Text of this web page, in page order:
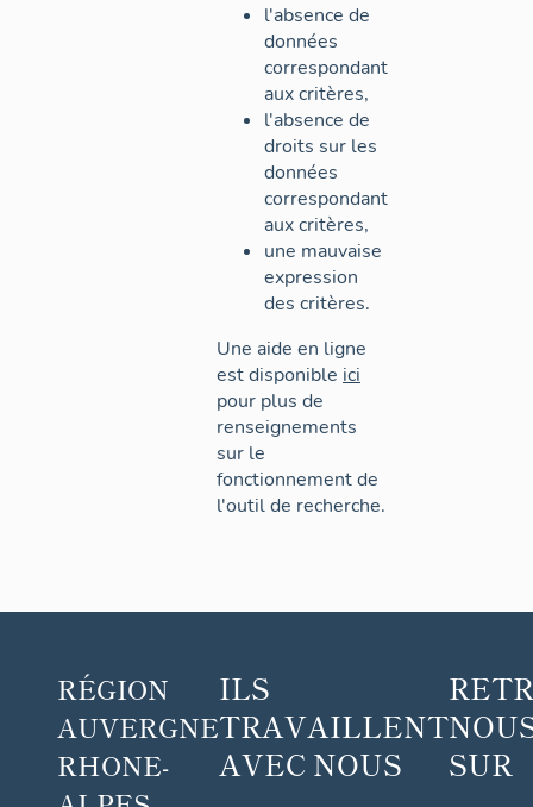
l'absence de
données
correspondant
aux critères,
l'absence de
droits sur les
données
correspondant
aux critères,
une mauvaise
expression
des critères.
Une aide en ligne
est disponible ici
pour plus de
renseignements
sur le
fonctionnement de
l'outil de recherche.
RÉGION
AUVERGNE
RHONE-
ILS
TRAVAILLENT
AVEC NOUS
SUR